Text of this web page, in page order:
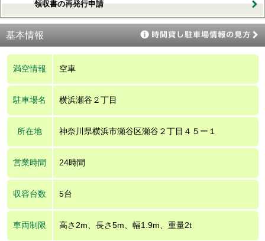
領収書の再発行申請
基本情報
満空情報 空車
駐車場名 横浜瀬谷２丁目
所在地 神奈川県横浜市瀬谷区瀬谷２丁目４５ー１
営業時間 24時間
収容台数 5台
車両制限 高さ2m、長さ5m、幅1.9m、重量2t